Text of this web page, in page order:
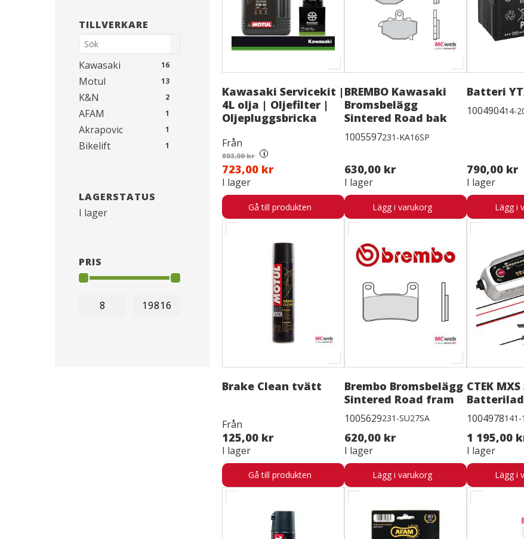
TILLVERKARE
Kawasaki 16
Motul 13
K&N 2
AFAM 1
Akrapovic 1
Bikelift 1
Motobatt
R&G Racing
LAGERSTATUS
I lager
PRIS
Kawasaki Servicekit |
4L olja | Oljefilter |
Oljepluggsbricka
Från
803,00 kr i
723,00 kr
I lager
Gå till produkten
BREMBO Kawasaki
Bromsbelägg
Sintered Road bak
1005597231-KA16SP
630,00 kr
I lager
Lägg i varukorg
Batteri
100490414-
790,00 kr
I lager
Lägg i
Brake Clean tvätt
Från
125,00 kr
I lager
Gå till produkten
Brembo Bromsbelägg
Sintered Road fram
1005629231-SU27SA
620,00 kr
I lager
Lägg i varukorg
CTEK
1004978141-
1 195,00
I lager
Lägg i